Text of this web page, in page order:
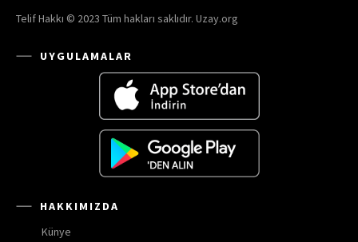
Telif Hakkı © 2023 Tüm hakları saklıdır. Uzay.org
UYGULAMALAR
HAKKIMIZDA
Künye